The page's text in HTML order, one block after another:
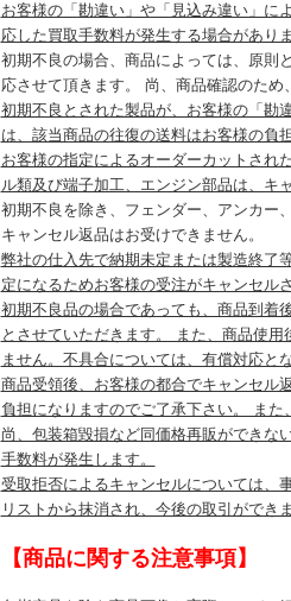
お客様の「勘違い」や「見込み違い」に
応した買取手数料が発生する場合があり
初期不良の場合、商品によっては、原則
応させて頂きます。 尚、商品確認のた
初期不良とされた製品が、お客様の「勘
は、該当商品の往復の送料はお客様の負
お客様の指定によるオーダーカットされ
ル類及び端子加工、エンジン部品は、キ
初期不良を除き、フェンダー、アンカー
キャンセル返品はお受けできません。
弊社の仕入先で納期未定または製造終了
定になるためお客様の受注がキャンセル
初期不良品の場合であっても、商品到着
とさせていただきます。 また、商品使
ません。不具合については、有償対応と
商品受領後、お客様の都合でキャンセル
負担になりますのでご了承下さい。 ま
尚、包装箱毀損など同価格再販ができな
手数料が発生します。
受取拒否によるキャンセルについては、
リストから抹消され、今後の取引ができ
【商品に関する注意事項】